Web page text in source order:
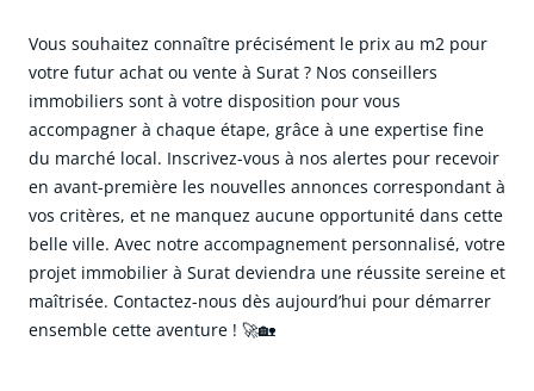
Vous souhaitez connaître précisément le prix au m2 pour
votre futur achat ou vente à Surat ? Nos conseillers
immobiliers sont à votre disposition pour vous
accompagner à chaque étape, grâce à une expertise fine
du marché local. Inscrivez-vous à nos alertes pour recevoir
en avant-première les nouvelles annonces correspondant à
vos critères, et ne manquez aucune opportunité dans cette
belle ville. Avec notre accompagnement personnalisé, votre
projet immobilier à Surat deviendra une réussite sereine et
maîtrisée. Contactez-nous dès aujourd’hui pour démarrer
ensemble cette aventure ! 🚀🏡